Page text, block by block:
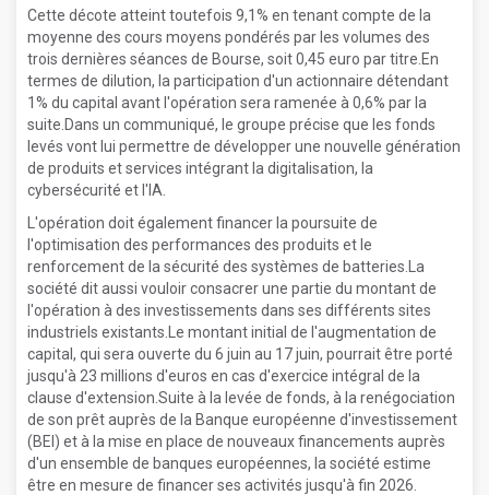
Cette décote atteint toutefois 9,1% en tenant compte de la
moyenne des cours moyens pondérés par les volumes des
trois dernières séances de Bourse, soit 0,45 euro par titre.En
termes de dilution, la participation d'un actionnaire détendant
1% du capital avant l'opération sera ramenée à 0,6% par la
suite.Dans un communiqué, le groupe précise que les fonds
levés vont lui permettre de développer une nouvelle génération
de produits et services intégrant la digitalisation, la
cybersécurité et l'IA.
L'opération doit également financer la poursuite de
l'optimisation des performances des produits et le
renforcement de la sécurité des systèmes de batteries.La
société dit aussi vouloir consacrer une partie du montant de
l'opération à des investissements dans ses différents sites
industriels existants.Le montant initial de l'augmentation de
capital, qui sera ouverte du 6 juin au 17 juin, pourrait être porté
jusqu'à 23 millions d'euros en cas d'exercice intégral de la
clause d'extension.Suite à la levée de fonds, à la renégociation
de son prêt auprès de la Banque européenne d'investissement
(BEI) et à la mise en place de nouveaux financements auprès
d'un ensemble de banques européennes, la société estime
être en mesure de financer ses activités jusqu'à fin 2026.